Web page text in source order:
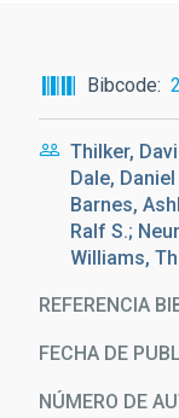
Bibcode
Thilker,
Dale,
Barnes,
Ralf S.;
Williams,
REFERENCIA
FECHA DE
NÚMERO DE